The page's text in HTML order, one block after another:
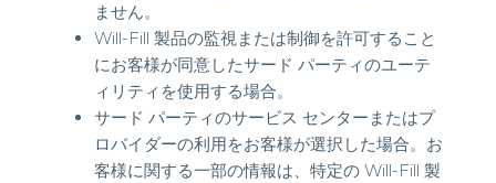
ません。
Will-Fill 製品の監視または制御を許可すること
にお客様が同意したサード パーティのユーテ
ィリティを使用する場合。
サード パーティのサービス センターまたはプ
ロバイダーの利用をお客様が選択した場合。お
客様に関する一部の情報は、特定の Will-Fill 製